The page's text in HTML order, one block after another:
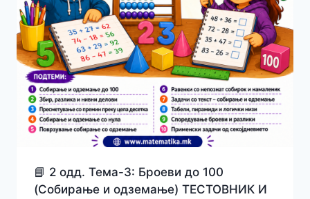
📘 2 одд. Тема-3: Броеви до 100
(Собирање и одземање) ТЕСТОВНИК И